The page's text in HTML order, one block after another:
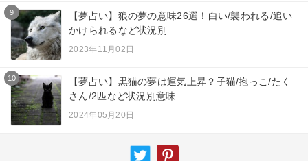
9
【夢占い】狼の夢の意味26選！白い/襲われる/追い
かけられるなど状況別
2023年11月02日
10
【夢占い】黒猫の夢は運気上昇？子猫/抱っこ/たく
さん/2匹など状況別意味
2024年05月20日